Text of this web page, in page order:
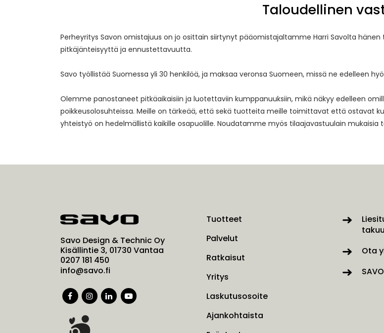
Taloudellinen
Perheyritys Savon omistajuus on jo osittain siirtynyt pääomistajaltamme Harri Savolta
pitkäjänteisyyttä ja ennustettavuutta.
Savo työllistää Suomessa yli 30 henkilöä, ja maksaa veronsa Suomeen, missä ne edelleen
Olemme panostaneet pitkäaikaisiin ja luotettaviin kumppanuuksiin, mikä näkyy edelleen
poikkeusolosuhteissa. Meille on tärkeää, että sekä tuotteita meille toimittavat että ostavat
yhteistyö on hedelmällistä kaikille osapuolille. Noudatamme myös tilaajavastuulain mukaisia
Savo Design & Technic Oy
Kisällintie 3, 01730 Vantaa
0207 181 450
info@savo.fi
Tuotteet
Palvelut
Ratkaisut
Yritys
Laskutusosoite
Ajankohtaista
Ota